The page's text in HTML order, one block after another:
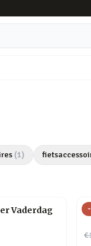
(1)
Vaderdag
-